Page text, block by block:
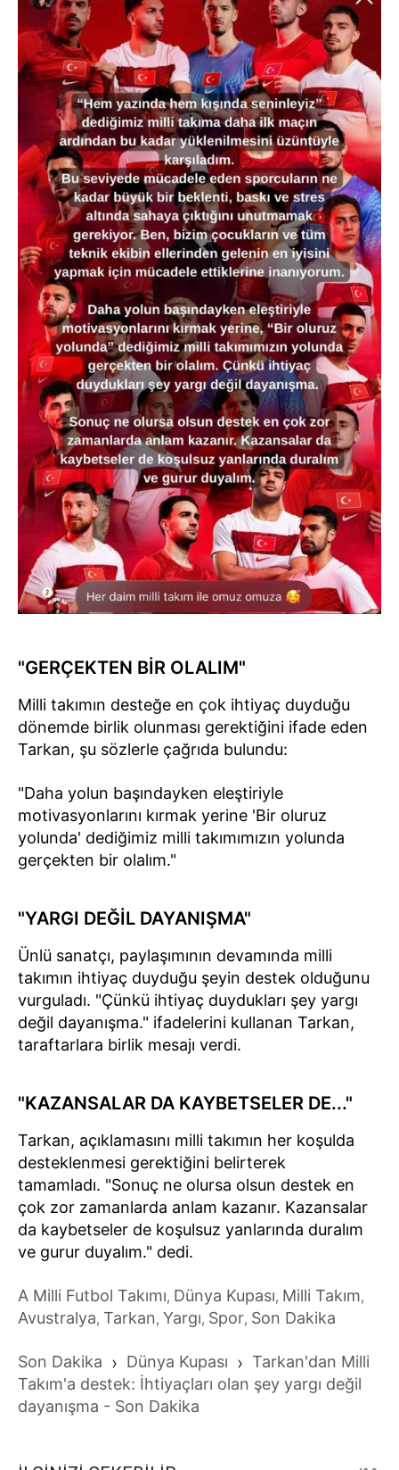
"GERÇEKTEN BİR OLALIM"
Milli takımın desteğe en çok ihtiyaç duyduğu
dönemde birlik olunması gerektiğini ifade eden
Tarkan, şu sözlerle çağrıda bulundu:
"Daha yolun başındayken eleştiriyle
motivasyonlarını kırmak yerine 'Bir oluruz
yolunda' dediğimiz milli takımımızın yolunda
gerçekten bir olalım."
"YARGI DEĞİL DAYANIŞMA"
Ünlü sanatçı, paylaşımının devamında milli
takımın ihtiyaç duyduğu şeyin destek olduğunu
vurguladı. "Çünkü ihtiyaç duydukları şey yargı
değil dayanışma." ifadelerini kullanan Tarkan,
taraftarlara birlik mesajı verdi.
"KAZANSALAR DA KAYBETSELER DE..."
Tarkan, açıklamasını milli takımın her koşulda
desteklenmesi gerektiğini belirterek
tamamladı. "Sonuç ne olursa olsun destek en
çok zor zamanlarda anlam kazanır. Kazansalar
da kaybetseler de koşulsuz yanlarında duralım
ve gurur duyalım." dedi.
A Milli Futbol Takımı, Dünya Kupası, Milli Takım,
Avustralya, Tarkan, Yargı, Spor, Son Dakika
Son Dakika › Dünya Kupası › Tarkan'dan Milli
Takım'a destek: İhtiyaçları olan şey yargı değil
dayanışma - Son Dakika